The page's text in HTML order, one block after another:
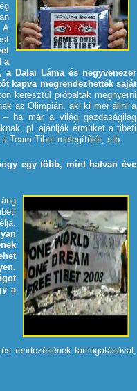
A
a
Dalai Láma és negyvenezer
kapva megrendezhették saját
keresztül próbáltak megnyerni
az Olimpián, aki ki mer állni a
ha már a világ gazdaságilag
pl. ajánlják érmüket a tibeti
Team Tibet melegítőjét, stb.
egy több, mint hatvan éve
a
rendezésének támogatásával,